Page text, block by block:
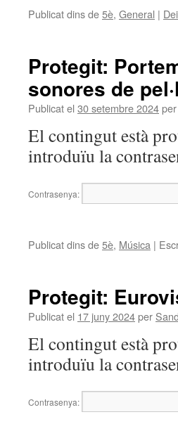
Publicat dins de5è, General |
Protegit:
sonores de
Publicat el 30 setembre 2024per
El contingut està
introduïu la
Contrasenya:
Publicat dins de5è, Música |
Protegit:
Publicat el 17 juny 2024per
El contingut està
introduïu la
Contrasenya: